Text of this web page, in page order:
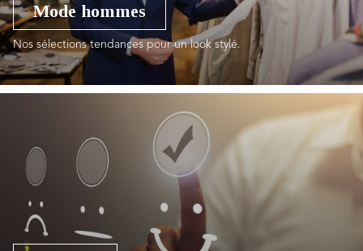
Mode hommes
Nos sélections tendances pour un look stylé.